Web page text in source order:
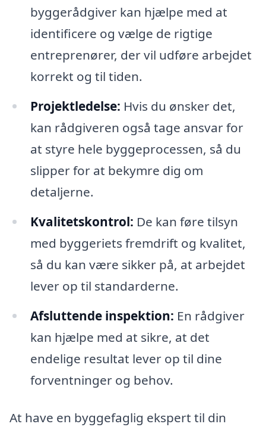
byggerådgiver kan hjælpe med at
identificere og vælge de rigtige
entreprenører, der vil udføre arbejdet
korrekt og til tiden.
Projektledelse: Hvis du ønsker det,
kan rådgiveren også tage ansvar for
at styre hele byggeprocessen, så du
slipper for at bekymre dig om
detaljerne.
Kvalitetskontrol: De kan føre tilsyn
med byggeriets fremdrift og kvalitet,
så du kan være sikker på, at arbejdet
lever op til standarderne.
Afsluttende inspektion: En rådgiver
kan hjælpe med at sikre, at det
endelige resultat lever op til dine
forventninger og behov.
At have en byggefaglig ekspert til din